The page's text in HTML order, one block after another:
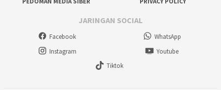
JARINGAN SOCIAL
Facebook
WhatsApp
Instagram
Youtube
Tiktok